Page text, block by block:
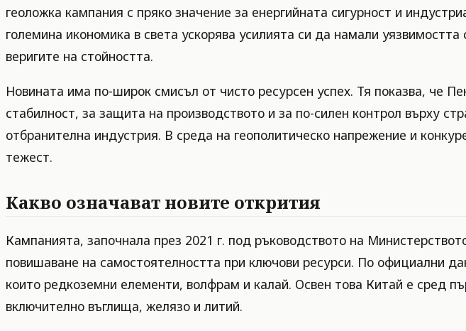
геоложка кампания с пряко значение за енергийната сигурност и
големина икономика в света ускорява усилията си да намали
веригите на стойността.
Новината има по-широк смисъл от чисто ресурсен успех. Тя показва, че
стабилност, за защита на производството и за по-силен контрол върху
отбранителна индустрия. В среда на геополитическо напрежение и
тежест.
Какво означават новите открития
Кампанията, започнала през 2021 г. под ръководството на
повишаване на самостоятелността при ключови ресурси. По официални
които редкоземни елементи, волфрам и калай. Освен това Китай е сред
включително въглища, желязо и литий.